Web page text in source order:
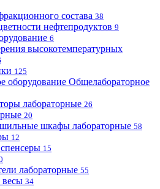
состава 38
нефтепродуктов 9
6
высокотемпературных
125
Общелабораторное
лабораторные 26
20
шкафы лабораторные 58
12
15
лабораторные 55
весы 34